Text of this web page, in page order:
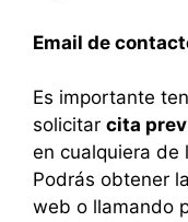
Email de
Es importante
solicitar cita
en cualquiera de
Podrás obtener
web o llamando